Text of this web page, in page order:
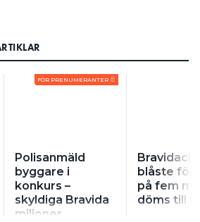
FÖR PRENUMERANTER
Polisanmäld
byggare i
konkurs –
skyldiga Bravida
miljoner
blåste
på fem
döms till